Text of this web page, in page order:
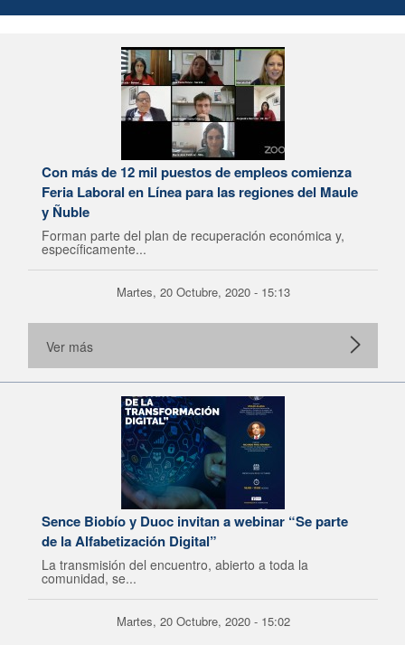
Con más de 12 mil puestos de empleos comienza
Feria Laboral en Línea para las regiones del Maule
y Ñuble
Forman parte del plan de recuperación económica y,
específicamente...
Martes, 20 Octubre, 2020 - 15:13
Ver más
Sence Biobío y Duoc invitan a webinar “Se parte
de la Alfabetización Digital”
La transmisión del encuentro, abierto a toda la
comunidad, se...
Martes, 20 Octubre, 2020 - 15:02